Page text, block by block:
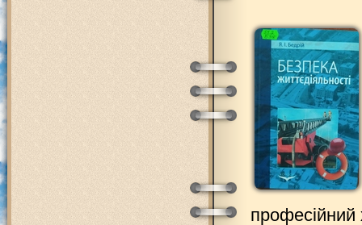
професійний